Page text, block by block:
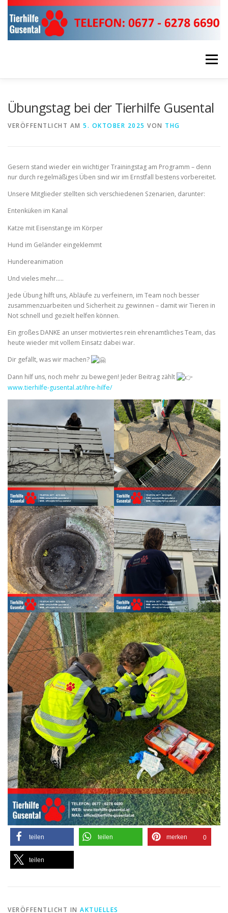
Zum
Inhalt
springen
Menü
FIRMEN SPONSOREN KONTAKTDATEN
Übungstag bei der Tierhilfe Gusental
VERÖFFENTLICHT AM 5. OKTOBER 2025 VON THG
Gesern stand wieder ein wichtiger Trainingstag am Programm – denn
nur durch regelmäßiges Üben sind wir im Ernstfall bestens vorbereitet.
Unsere Mitglieder stellten sich verschiedenen Szenarien, darunter:
Entenküken im Kanal
Katze mit Eisenstange im Körper
Hund im Geländer eingeklemmt
Hundereanimation
Und vieles mehr…..
Jede Übung hilft uns, Abläufe zu verfeinern, im Team noch besser
zusammenzuarbeiten und Sicherheit zu gewinnen – damit wir Tieren in
Not schnell und gezielt helfen können.
Ein großes DANKE an unser motiviertes rein ehrenamtliches Team, das
heute wieder mit vollem Einsatz dabei war.
Dir gefällt, was wir machen?
Dann hilf uns, noch mehr zu bewegen! Jeder Beitrag zählt
www.tierhilfe-gusental.at/ihre-hilfe/
teilen teilen merken 0
teilen
VERÖFFENTLICHT IN AKTUELLES